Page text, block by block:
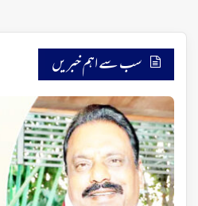
سب سے اہم خبریں